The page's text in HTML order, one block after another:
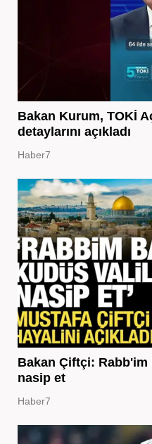
Bakan Kurum, TOKİ
detaylarını açıkladı
Haber7
Bakan Çiftçi:
nasip et
Haber7